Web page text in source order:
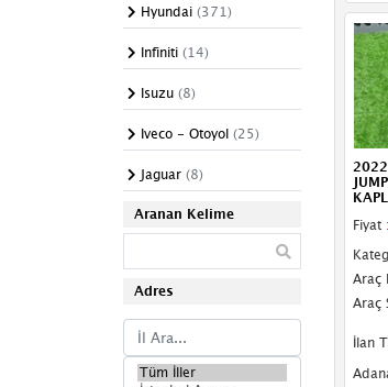
Küllük
Orta Konsol
Pedal
Silecek Mekanizması
Silecek Suyu Deposu
Somun
Su Fıskiyesi
Taban Döşemesi
Takoz
Hyundai (371)
Infiniti (14)
Isuzu (8)
Iveco - Otoyol (25)
Jaguar (8)
Jeep(45)
Lada
Lancia(1)
Land Rover(75)
Aranan Kelime
Adres
2022
Fiyat :
Araç
Araç
İlan